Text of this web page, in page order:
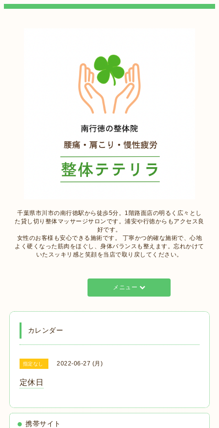
千葉県市川市の南行徳駅から徒歩5分。1階路面店の明るく広々とし
た貸し切り整体マッサージサロンです。浦安や行徳からもアクセス良
好です。
女性のお客様も安心できる施術です。 丁寧かつ的確な施術で、心地
よく硬くなった筋肉をほぐし、身体バランスも整えます。忘れかけて
いたスッキリ感と笑顔を当店で取り戻してください。
メニュー
カレンダー
指定なし 2022-06-27 (月)
定休日
携帯サイト